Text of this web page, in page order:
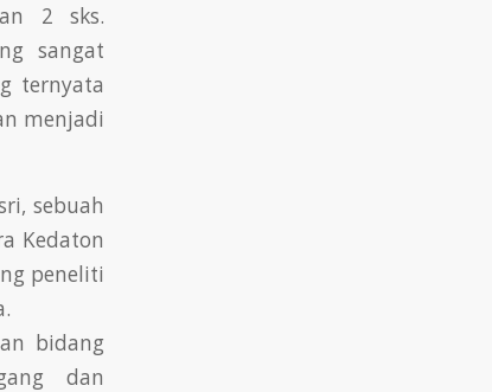
2 sks.
sangat
ternyata
menjadi
sebuah
Kedaton
peneliti
bidang
dan